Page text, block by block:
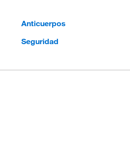
Anticuerpos
Seguridad